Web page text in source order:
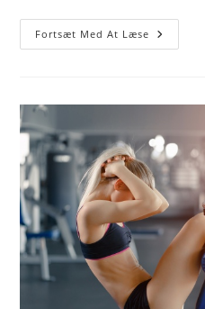
Fortsæt Med At Læse Tab
Dig